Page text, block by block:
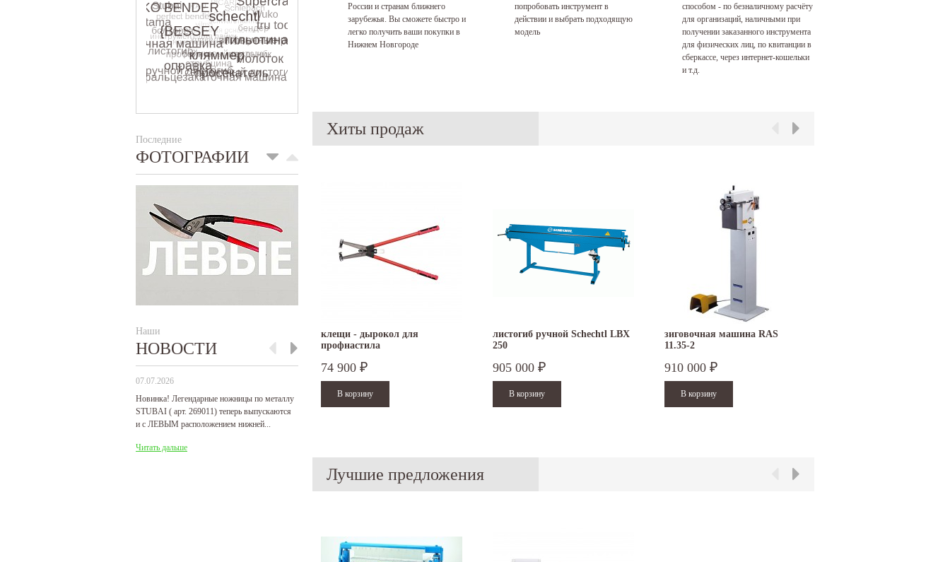
Последние
ФОТОГРАФИИ
Наши
НОВОСТИ
07.07.2026
Новинка! Легендарные ножницы по металлу
STUBAI ( арт. 269011) теперь выпускаются
и с ЛЕВЫМ расположением нижней...
Читать дальше
29.12.2025
Режим работы офисов в новогодние
30.04.2025
30 апреля - работаем в обычном режиме с
15.10.2024
Приглашаем посетить наш стенд на 30-й
России и странам ближнего
зарубежья. Вы сможете быстро и
легко получить ваши покупки в
Нижнем Новгороде
попробовать инструмент в
действии и выбрать подходящую
модель
способом - по безналичному расчёту
для организаций, наличными при
получении заказанного инструмента
для физических лиц, по квитанции в
сберкассе, через интернет-кошельки
и т.д.
Хиты продаж
клещи - дырокол для
профнастила
74 900 ₽
листогиб ручной Schechtl LBX
250
905 000 ₽
зиговочная машина RAS
11.35-2
910 000 ₽
Лучшие предложения